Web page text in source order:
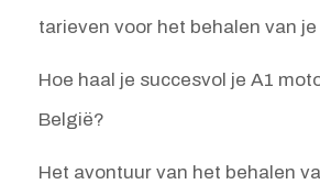
tarieven voor het behalen van
Hoe haal je succesvol je A1
België?
Het avontuur van het behalen